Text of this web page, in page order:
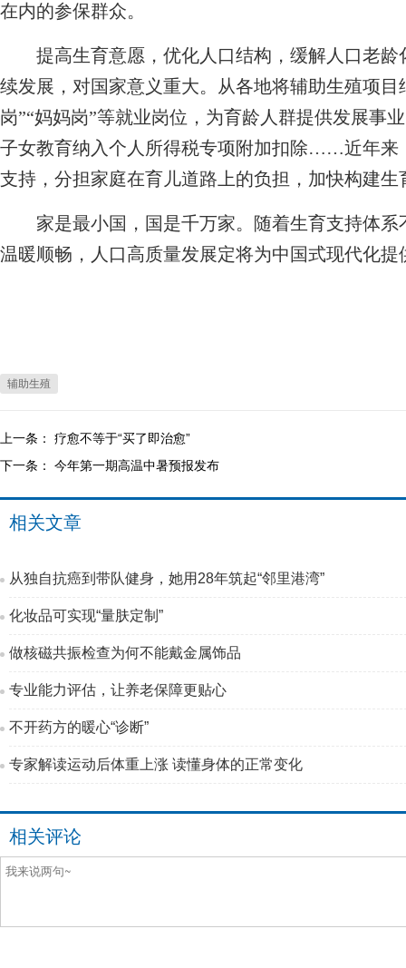
在内的参保群众。
提高生育意愿，优化人口结构，缓解人口老龄
续发展，对国家意义重大。从各地将辅助生殖项
岗”“妈妈岗”等就业岗位，为育龄人群提供发展事
子女教育纳入个人所得税专项附加扣除……近年来
支持，分担家庭在育儿道路上的负担，加快构建生
家是最小国，国是千万家。随着生育支持体系
温暖顺畅，人口高质量发展定将为中国式现代化
辅助生殖
上一条： 疗愈不等于“买了即治愈”
下一条： 今年第一期高温中暑预报发布
相关文章
从独自抗癌到带队健身，她用28年筑起“邻里港湾”
化妆品可实现“量肤定制”
做核磁共振检查为何不能戴金属饰品
专业能力评估，让养老保障更贴心
不开药方的暖心“诊断”
专家解读运动后体重上涨 读懂身体的正常变化
相关评论